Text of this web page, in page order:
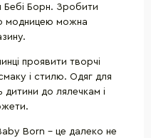
Бебі Борн. Зробити
модницею можна
проявити творчі
і стилю. Одяг для
дитини до лялечкам і
Born - це далеко не